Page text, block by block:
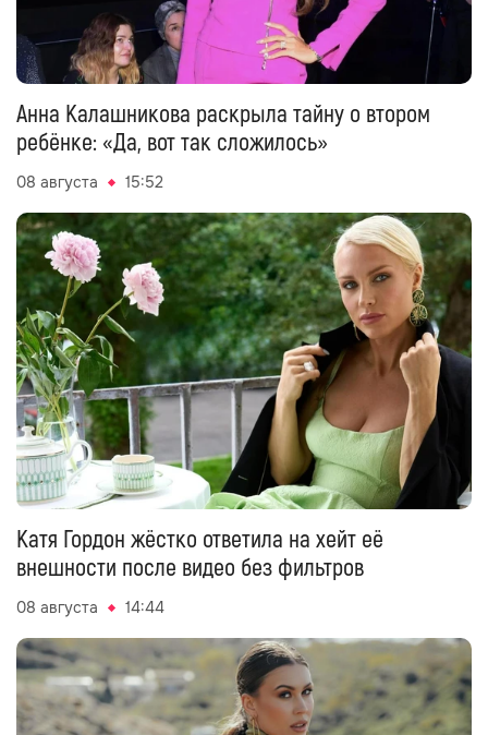
Анна Калашникова раскрыла тайну о втором
ребёнке: «Да, вот так сложилось»
08 августа 15:52
Катя Гордон жёстко ответила на хейт её
внешности после видео без фильтров
08 августа 14:44